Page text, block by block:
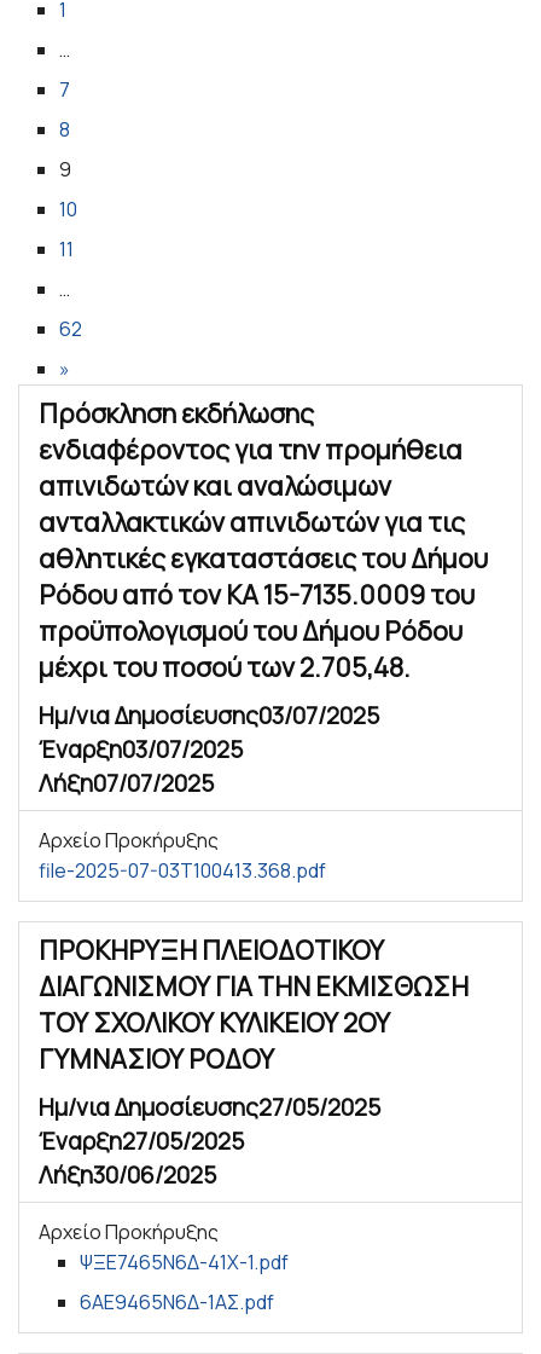
1
…
7
8
9
10
11
…
62
»
Πρόσκληση εκδήλωσης
ενδιαφέροντος για την προμήθεια
απινιδωτών και αναλώσιμων
ανταλλακτικών απινιδωτών για τις
αθλητικές εγκαταστάσεις του Δήμου
Ρόδου από τον ΚΑ 15-7135.0009 του
προϋπολογισμού του Δήμου Ρόδου
μέχρι του ποσού των 2.705,48.
Ημ/νια Δημοσίευσης03/07/2025
Έναρξη03/07/2025
Λήξη07/07/2025
Αρχείο Προκήρυξης
file-2025-07-03T100413.368.pdf
ΠΡΟΚΗΡΥΞΗ ΠΛΕΙΟΔΟΤΙΚΟΥ
ΔΙΑΓΩΝΙΣΜΟΥ ΓΙΑ ΤΗΝ ΕΚΜΙΣΘΩΣΗ
ΤΟΥ ΣΧΟΛΙΚΟΥ ΚΥΛΙΚΕΙΟΥ 2ΟΥ
ΓΥΜΝΑΣΙΟΥ ΡΟΔΟΥ
Ημ/νια Δημοσίευσης27/05/2025
Έναρξη27/05/2025
Λήξη30/06/2025
Αρχείο Προκήρυξης
ΨΞΕ7465Ν6Δ-41Χ-1.pdf
6ΑΕ9465Ν6Δ-1ΑΣ.pdf